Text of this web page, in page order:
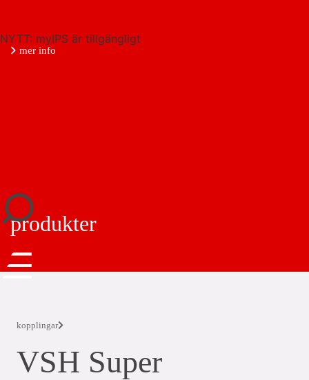
NYTT: myIPS är tillgängligt
mer info
produkter
kopplingar
VSH Super